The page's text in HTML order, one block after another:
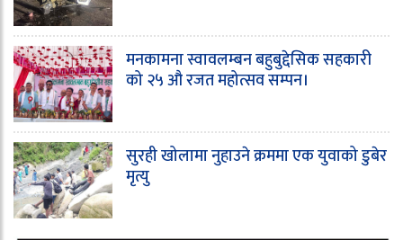
मनकामना स्वावलम्बन बहुबुद्देसिक सहकारी
को २५ औ रजत महोत्सव सम्पन।
सुरही खोलामा नुहाउने क्रममा एक युवाको डुबेर
मृत्यु